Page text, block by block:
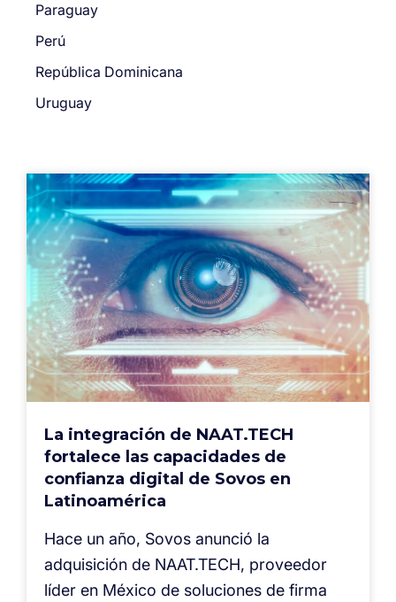
Paraguay
Perú
República Dominicana
Uruguay
La integración de NAAT.TECH
fortalece las capacidades de
confianza digital de Sovos en
Latinoamérica
Hace un año, Sovos anunció la
adquisición de NAAT.TECH, proveedor
líder en México de soluciones de firma